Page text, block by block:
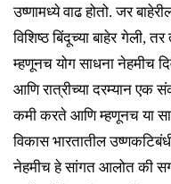
उष्णामध्ये वाढहोतो. जर
विशिष्ठ बिंदूच्या बाहेर गेली, तर
म्हणूनच योग साधना नेहमीच
आणि रात्रीच्या दरम्यान
कमी करते आणि म्हणूनच या
विकास भारतातील
नेहमीचहेसांगत आलोतकी